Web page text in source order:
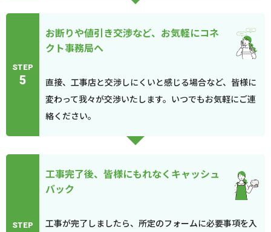
STEP
5
お断りや値引き交渉など、お気軽にコネ
クト事務局へ
直接、工事店と交渉しにくいと感じる場合など、皆様に
変わって我々が交渉いたします。いつでもお気軽にご連
絡ください。
STEP
工事完了後、皆様にもれなくキャッシュ
バック
工事が完了しましたら、所定のフォームに必要事項を入